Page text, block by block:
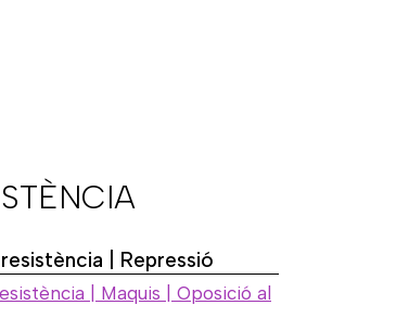
| Repressió
| Maquis | Oposició al